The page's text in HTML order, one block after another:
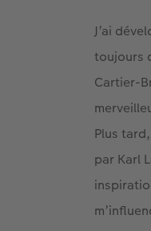
J’ai
toujours
Cartier-
Plus
par Karl